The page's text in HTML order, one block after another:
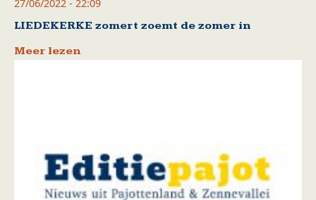
27/06/2022 - 22:09
LIEDEKERKE zomert zoemt de zomer in
Meer lezen